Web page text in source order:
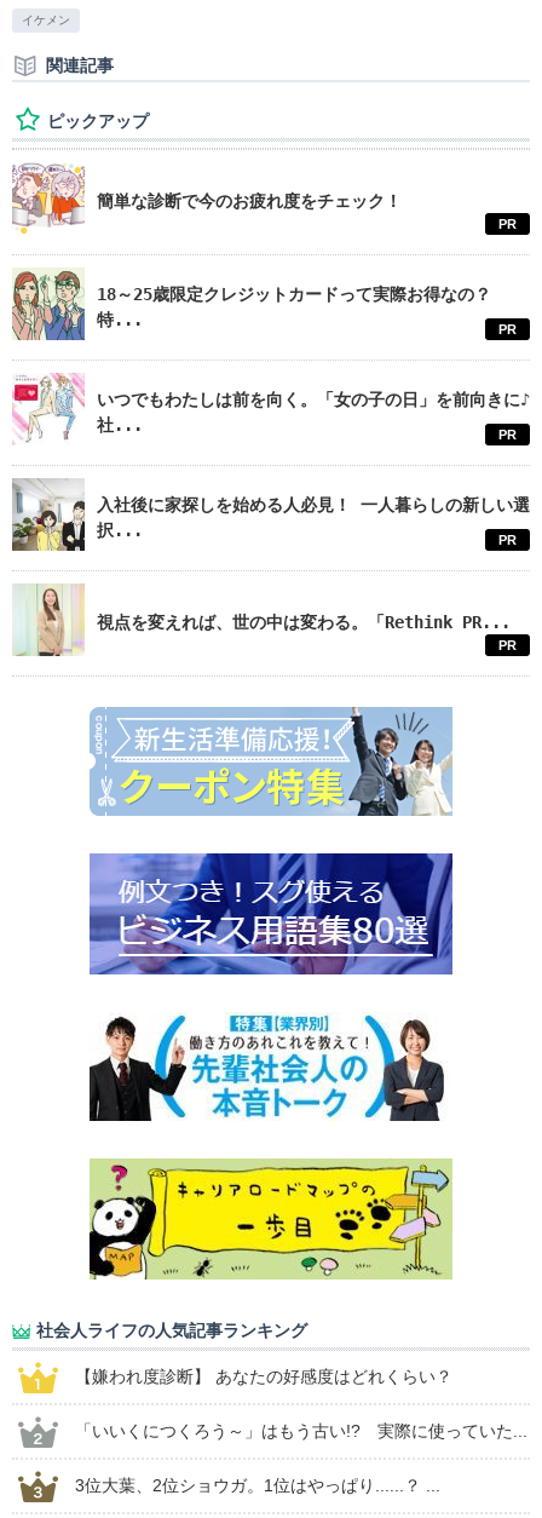
イケメン
関連記事
ピックアップ
簡単な診断で今のお疲れ度をチェック！
PR
18～25歳限定クレジットカードって実際お得なの？
特...
PR
いつでもわたしは前を向く。「女の子の日」を前向きに♪
社...
PR
入社後に家探しを始める人必見！ 一人暮らしの新しい選
択...
PR
視点を変えれば、世の中は変わる。「Rethink PR...
PR
社会人ライフの人気記事ランキング
【嫌われ度診断】 あなたの好感度はどれくらい？
「いいくにつくろう～」はもう古い!? 実際に使っていた...
3位大葉、2位ショウガ。1位はやっぱり......？ ...